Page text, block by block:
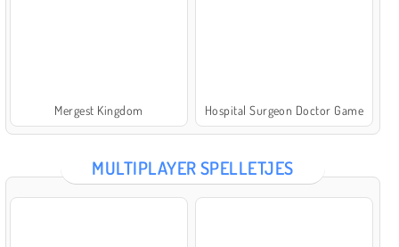
Mergest Kingdom Hospital Surgeon Doctor Game
MULTIPLAYER SPELLETJES